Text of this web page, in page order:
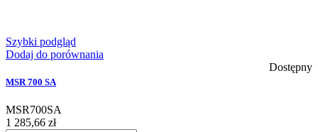
Szybki podgląd
Dodaj do porównania
Dostępny
MSR 700 SA
MSR700SA
1 285,66 zł